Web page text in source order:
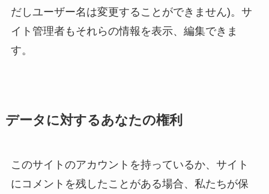
だしユーザー名は変更することができません)。サ
イト管理者もそれらの情報を表示、編集できま
す。
データに対するあなたの権利
このサイトのアカウントを持っているか、サイト
にコメントを残したことがある場合、私たちが保